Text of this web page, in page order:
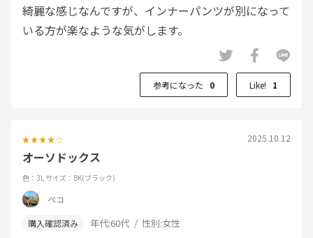
綺麗な感じなんですが、インナーパンツが別になって
いる方が楽なような気がします。
参考になった 0 Like! 1
2025.10.12
オーソドックス
色：3L サイズ：BK(ブラック)
ペコ
年代:60代 性別:女性